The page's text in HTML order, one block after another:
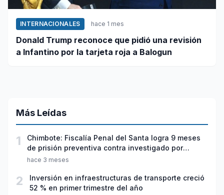
INTERNACIONALES hace 1 mes
Donald Trump reconoce que pidió una revisión
a Infantino por la tarjeta roja a Balogun
Más Leídas
1
Chimbote: Fiscalía Penal del Santa logra 9 meses
de prisión preventiva contra investigado por
violación sexual y tentativa de feminicidio
hace 3 meses
2
Inversión en infraestructuras de transporte creció
52 % en primer trimestre del año